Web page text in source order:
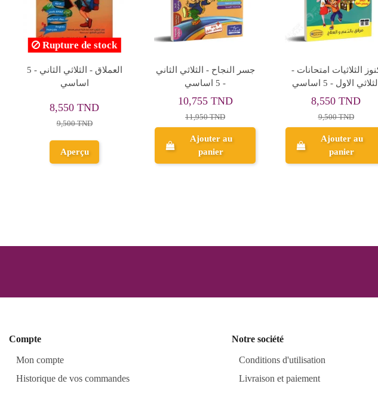
نور المعارف - الثلاثي الاول
- 5 اساسي
12,900 TND
Ajouter au
panier
Rupture de stock
5B* منارات امتحانات ج1
4,000 TND
Aperçu
Les Bases du Français -
Tome 2 - 5ème de Base
8,010 TND
8,900 TND
Ajouter au
panier
Compte
Mon compte
Historique de vos commandes
Notre société
Conditions d'utilisation
Livraison et paiement